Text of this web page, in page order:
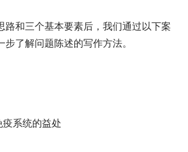
路和三个基本要素后，我们通过以下案
了解问题陈述的写作方法。
系统的益处